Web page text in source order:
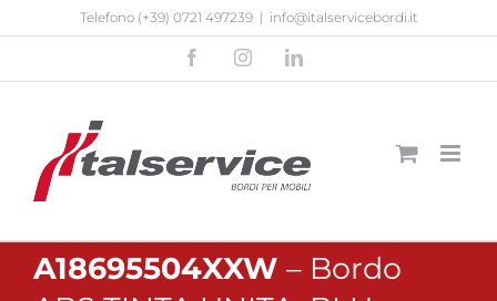
contenuto
Telefono (+39) 0721 497239 | info@italservicebordi.it
FacebookInstagramLinkedIn
A18695504XXW – Bordo